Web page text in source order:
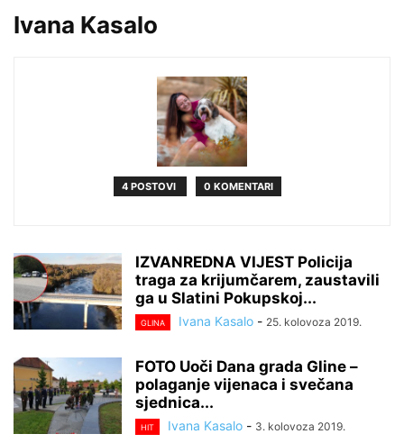
Ivana Kasalo
4 POSTOVI 0 KOMENTARI
IZVANREDNA VIJEST Policija
traga za krijumčarem, zaustavili
ga u Slatini Pokupskoj...
GLINA Ivana Kasalo - 25. kolovoza 2019.
FOTO Uoči Dana grada Gline –
polaganje vijenaca i svečana
sjednica...
HIT Ivana Kasalo - 3. kolovoza 2019.